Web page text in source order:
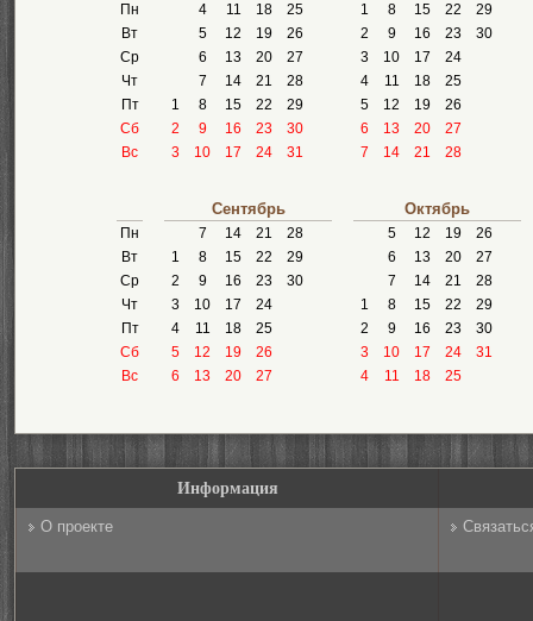
Пн
Вт
Ср
Чт
Пт
Сб
Вс
4 11 18
25
5
12 19
26
6
13 20
27
7
14 21
28
1
8 15 22
29
2
9 16 23
30
3
10 17 24 31
1 8 15 22
29
2
9 16 23
30
3
10 17
24
4
11 18
25
5
12 19
26
6
13 20
27
7
14 21 28
Пн
Вт
Ср
Чт
Пт
Сб
Вс
Сентябрь
7 14 21
28
1
8 15 22
29
2
9 16 23
30
3
10 17
24
4
11 18
25
5
12 19
26
6
13 20 27
Октябрь
5 12 19
26
6
13 20
27
7
14 21
28
1
8 15 22
29
2
9 16 23
30
3
10 17 24
31
4
11 18 25
Информация
О проекте